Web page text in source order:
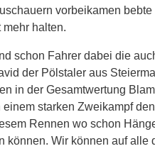
vorbeikamen
mehr halten.
schon Fahrer dabei die
der Pölstaler aus
in der Gesamtwertung
starken Zweikampf
Rennen wo schon
können. Wir können auf